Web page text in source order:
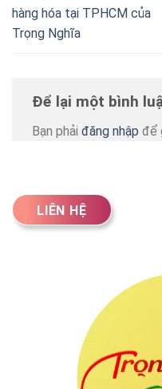
hàng hóa tại TPHCM của
Trọng Nghĩa
Để lại một bình
Bạn phải đăng nhập để
LIÊN HỆ